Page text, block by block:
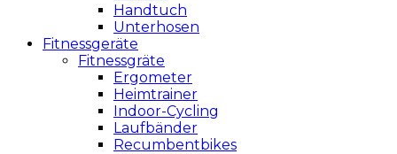
Handtuch
Unterhosen
Fitnessgeräte
Fitnessgräte
Ergometer
Heimtrainer
Indoor-Cycling
Laufbänder
Recumbentbikes